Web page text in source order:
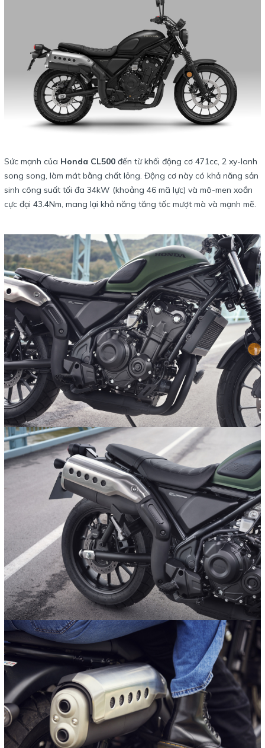
Sức mạnh của Honda CL500 đến từ khối động cơ 471cc, 2 xy-lanh
song song, làm mát bằng chất lỏng. Động cơ này có khả năng sản
sinh công suất tối đa 34kW (khoảng 46 mã lực) và mô-men xoắn
cực đại 43.4Nm, mang lại khả năng tăng tốc mượt mà và mạnh mẽ.